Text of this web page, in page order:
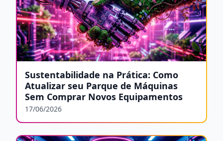
Sustentabilidade na Prática: Como
Atualizar seu Parque de Máquinas
Sem Comprar Novos Equipamentos
17/06/2026